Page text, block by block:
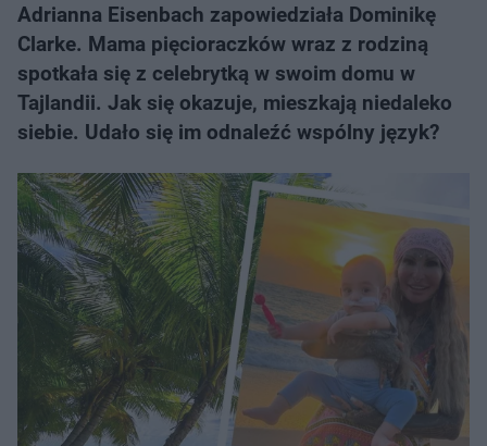
Adrianna Eisenbach zapowiedziała Dominikę
Clarke. Mama pięcioraczków wraz z rodziną
spotkała się z celebrytką w swoim domu w
Tajlandii. Jak się okazuje, mieszkają niedaleko
siebie. Udało się im odnaleźć wspólny język?